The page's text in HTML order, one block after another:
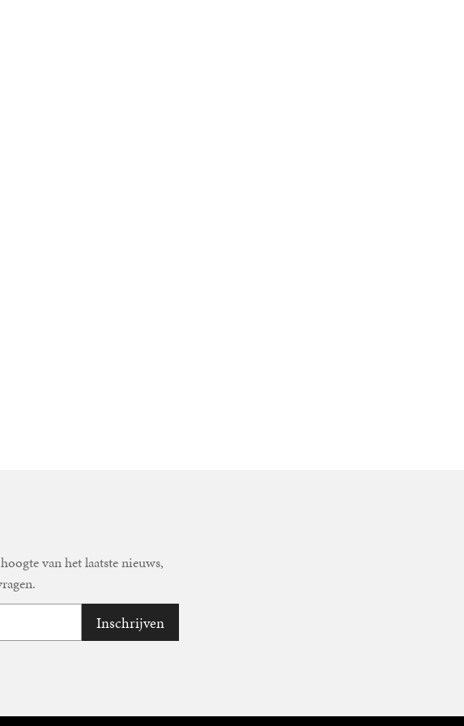
van het laatste nieuws,
Inschrijven